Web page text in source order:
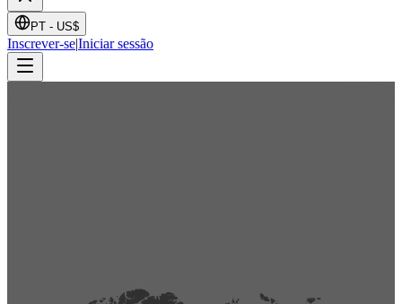
PT - US$
Inscrever-se|Iniciar sessão